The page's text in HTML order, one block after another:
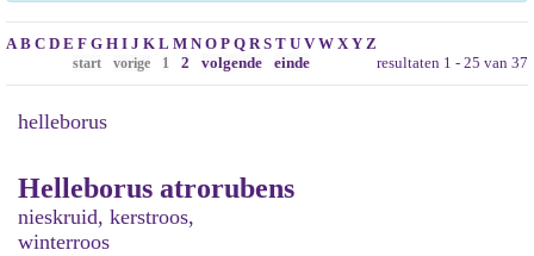
A B C D E F G H I J K L M N O P Q R S T U V W X Y Z
resultaten 1 - 25 van 37
start vorige 1 2 volgende einde
helleborus
Helleborus atrorubens
nieskruid, kerstroos,
winterroos